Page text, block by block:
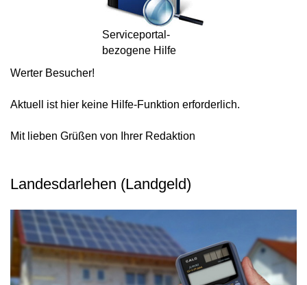
Serviceportal-
bezogene Hilfe
Werter Besucher!
Aktuell ist hier keine Hilfe-Funktion erforderlich.
Mit lieben Grüßen von Ihrer Redaktion
Landesdarlehen (Landgeld)